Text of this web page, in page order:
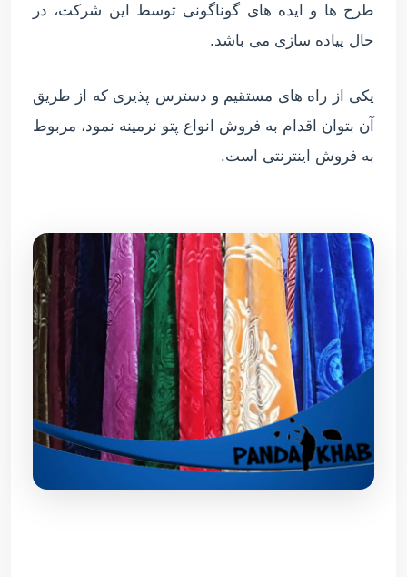
طرح ها و ایده های گوناگونی توسط این شرکت، در
حال پیاده سازی می باشد.
یکی از راه های مستقیم و دسترس پذیری که از طریق
آن بتوان اقدام به فروش انواع پتو نرمینه نمود، مربوط
به فروش اینترنتی است.